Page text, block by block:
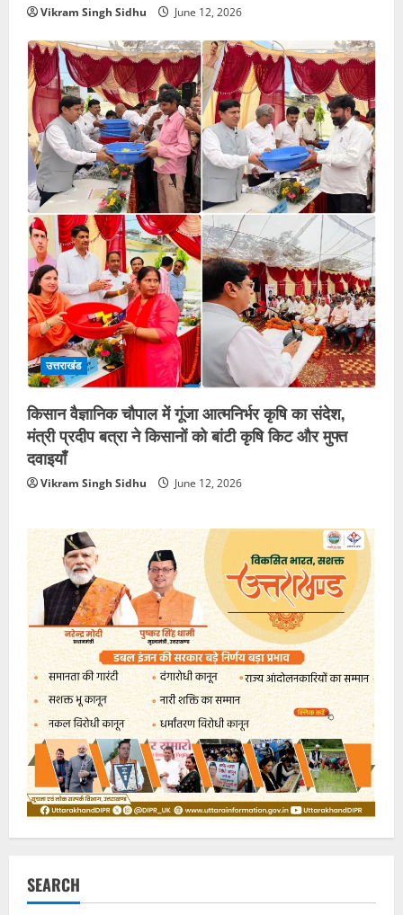
Vikram Singh Sidhu June 12, 2026
उत्तराखंड
किसान वैज्ञानिक चौपाल में गूंजा आत्मनिर्भर कृषि का संदेश,
मंत्री प्रदीप बत्रा ने किसानों को बांटी कृषि किट और मुफ्त
दवाइयाँ
Vikram Singh Sidhu June 12, 2026
SEARCH